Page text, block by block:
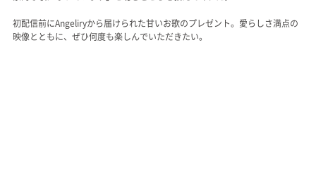
初配信前にAngeliryから届けられた甘いお歌のプレゼント。愛らしさ満点の
映像とともに、ぜひ何度も楽しんでいただきたい。